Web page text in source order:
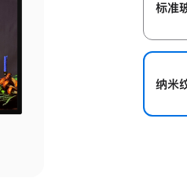
标准
纳米